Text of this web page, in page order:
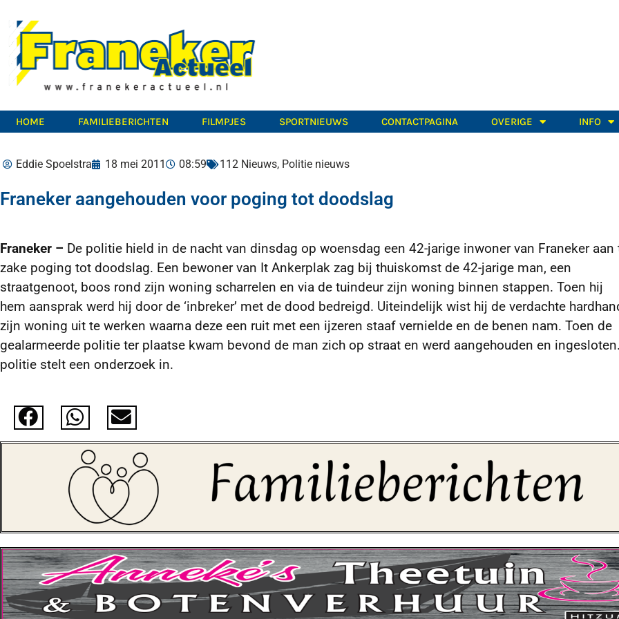
HOME FAMILIEBERICHTEN FILMPJES SPORTNIEUWS CONTACTPAGINA OVERIGE INFO
Eddie Spoelstra 18 mei 2011 08:59 112 Nieuws, Politie nieuws
Franeker aangehouden voor poging tot doodslag
Franeker – De politie hield in de nacht van dinsdag op woensdag een 42-jarige inwoner van Franeker aan
zake poging tot doodslag. Een bewoner van It Ankerplak zag bij thuiskomst de 42-jarige man, een
straatgenoot, boos rond zijn woning scharrelen en via de tuindeur zijn woning binnen stappen. Toen hij
hem aansprak werd hij door de ‘inbreker’ met de dood bedreigd. Uiteindelijk wist hij de verdachte
zijn woning uit te werken waarna deze een ruit met een ijzeren staaf vernielde en de benen nam. Toen de
gealarmeerde politie ter plaatse kwam bevond de man zich op straat en werd aangehouden en
politie stelt een onderzoek in.